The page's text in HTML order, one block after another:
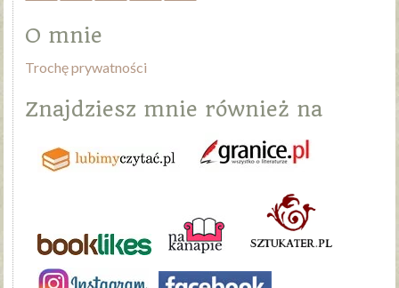
O mnie
Trochę prywatności
Znajdziesz mnie również na